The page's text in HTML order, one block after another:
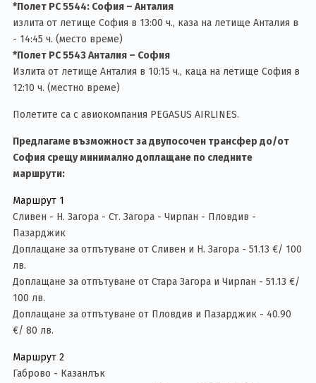
*Полет PC 5544: София – Анталия
излита от летище София в 13:00 ч., каза на летище Анталия в
- 14:45 ч. (место време)
*Полет PC 5543 Анталия – София
Излита от летище Анталия в 10:15 ч., каца на летище София в
12:10 ч. (местно време)
Полетите са с авиокомпания PEGASUS AIRLINES.
Предлагаме възможност за двупосочен трансфер до/от
София срещу минимално доплащане по следните
маршрути:
Маршрут 1
Сливен - Н. Загора - Ст. Загора - Чирпан - Пловдив -
Пазарджик
Доплащане за отпътуване от Сливен и Н. Загора - 51.13 €/ 100
лв.
Доплащане за отпътуване от Стара Загора и Чирпан - 51.13 €/
100 лв.
Доплащане за отпътуване от Пловдив и Пазарджик - 40.90
€/ 80 лв.
Маршрут 2
Габрово - Казанлък